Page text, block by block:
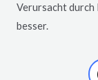
Verursacht durch
besser.